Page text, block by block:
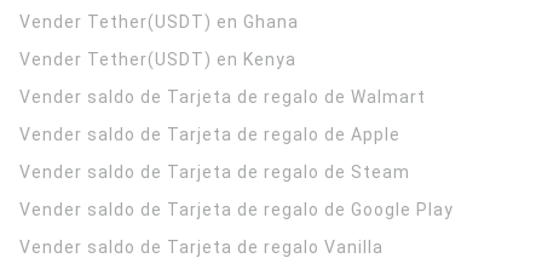
Vender Tether(USDT) en Ghana
Vender Tether(USDT) en Kenya
Vender saldo de Tarjeta de regalo de Walmart
Vender saldo de Tarjeta de regalo de Apple
Vender saldo de Tarjeta de regalo de Steam
Vender saldo de Tarjeta de regalo de Google Play
Vender saldo de Tarjeta de regalo Vanilla